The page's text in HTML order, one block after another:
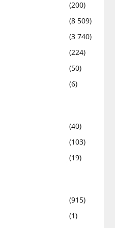
(200)
(8 509)
(3 740)
(224)
(50)
(6)
(40)
(103)
(19)
(915)
(1)